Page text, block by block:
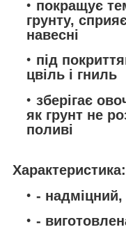
покращує
грунту,
навесні
під
цвіль і гниль
зберігає
як грунт не
поливі
Характеристика:
- надміцний,
-